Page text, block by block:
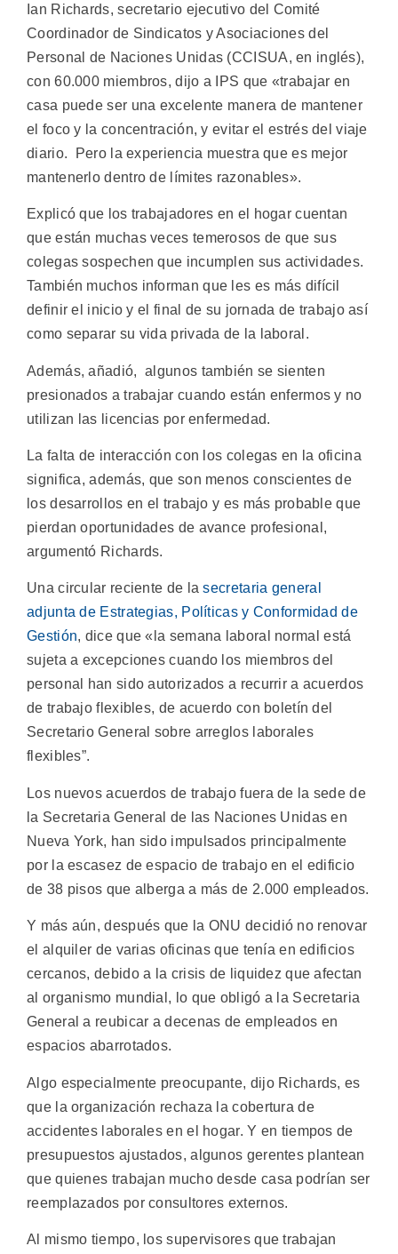
Ian Richards, secretario ejecutivo del Comité
Coordinador de Sindicatos y Asociaciones del
Personal de Naciones Unidas (CCISUA, en inglés),
con 60.000 miembros, dijo a IPS que «trabajar en
casa puede ser una excelente manera de mantener
el foco y la concentración, y evitar el estrés del viaje
diario. Pero la experiencia muestra que es mejor
mantenerlo dentro de límites razonables».
Explicó que los trabajadores en el hogar cuentan
que están muchas veces temerosos de que sus
colegas sospechen que incumplen sus actividades.
También muchos informan que les es más difícil
definir el inicio y el final de su jornada de trabajo así
como separar su vida privada de la laboral.
Además, añadió, algunos también se sienten
presionados a trabajar cuando están enfermos y no
utilizan las licencias por enfermedad.
La falta de interacción con los colegas en la oficina
significa, además, que son menos conscientes de
los desarrollos en el trabajo y es más probable que
pierdan oportunidades de avance profesional,
argumentó Richards.
Una circular reciente de lasecretaria general
adjunta de Estrategias, Políticas y Conformidad de
Gestión, dice que «la semana laboral normal está
sujeta a excepciones cuando los miembros del
personal han sido autorizados a recurrir a acuerdos
de trabajo flexibles, de acuerdo con boletín del
Secretario General sobre arreglos laborales
flexibles”.
Los nuevos acuerdos de trabajo fuera de la sede de
la Secretaria General de las Naciones Unidas en
Nueva York, han sido impulsados ​​principalmente
por la escasez de espacio de trabajo en el edificio
de 38 pisos que alberga a más de 2.000 empleados.
Y más aún, después que la ONU decidió no renovar
el alquiler de varias oficinas que tenía en edificios
cercanos, debido a la crisis de liquidez que afectan
al organismo mundial, lo que obligó a la Secretaria
General a reubicar a decenas de empleados en
espacios abarrotados.
Algo especialmente preocupante, dijo Richards, es
que la organización rechaza la cobertura de
accidentes laborales en el hogar. Y en tiempos de
presupuestos ajustados, algunos gerentes plantean
que quienes trabajan mucho desde casa podrían ser
reemplazados por consultores externos.
Al mismo tiempo, los supervisores que trabajan